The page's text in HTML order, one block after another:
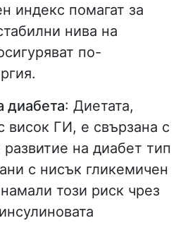
индекс помагат за
нива на
по-
диабета: Диетата,
висок ГИ, е свързана с
на диабет тип
с нисък гликемичен
този риск чрез